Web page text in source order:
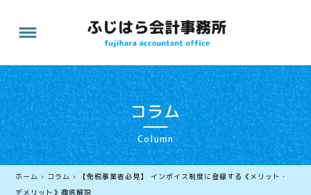
コラム
Column
ホーム › コラム ›
【免税事業者必見】 インボイス制度に登録する《メリット・
デメリット》徹底解説